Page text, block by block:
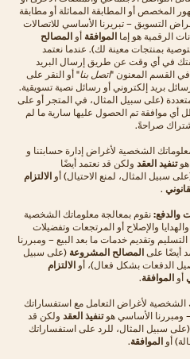
المخصص أو المطابقة المماثلة أو مطابقة
التسويق – تبريرنا الأساسي للاتصالات
الرقمية هو إما الموافقة أو المصالح
بمنتجات معينة لك). عندما نعتمد
في أي وقت عن طريق إرسال البريد
في القسم المعنون "اتصل بنا" أو النقر على
بريد إلكتروني أو رسائل نصية تسويقية.
(على سبيل المثال، في المتجر أو على
موافقة تم الحصول عليها سارية ما لم
صراحةً.
الشخصية لأغراض إدارة حسابتنا و
هوتنفيد العقد ولكن قد نعتمد أيضًا
سبيل المثال، لمنع الاحتيال) أوالالتزام
.
والدفع:نقوم بمعالجة معلوماتك الشخصية
والإصلاح أو المرتجعات وتفضيلات
وتقديم خدمات ما بعد البيع – ومبررنا
أيضًا علىالمصالح المشروعة (على سبيل
الدفعات بشكل فعال)، أوالالتزام
أو الموافقة.
الشخصية لأغراض التعامل مع استفساراتك
ومبررنا الأساسي هوتنفيذ العقد ولكن قد
(على سبيل المثال، للرد على استفساراتك
أوالموافقة.